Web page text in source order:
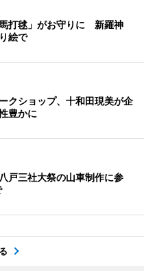
打毬」がお守りに 新羅神
絵で
クショップ、十和田現美が企
豊かに
戸三社大祭の山車制作に参